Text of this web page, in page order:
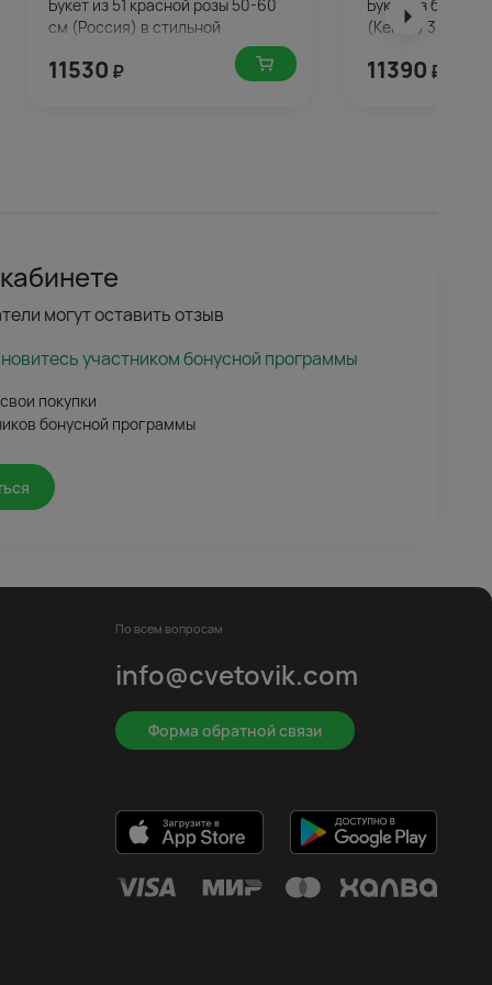
Букет из 51 красной розы 50-60
см (Россия) в стильной
11530 ₽
Букет из белых
(Кения) 35-40
11390 ₽
могут оставить отзыв
участником бонусной программы
покупки
бонусной программы
По всем вопросам
info@cvetovik.com
Форма обратной связи